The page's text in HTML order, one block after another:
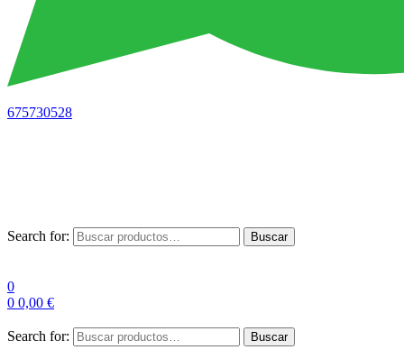
675730528
Search for: Buscar
0
0 0,00 €
Search for: Buscar